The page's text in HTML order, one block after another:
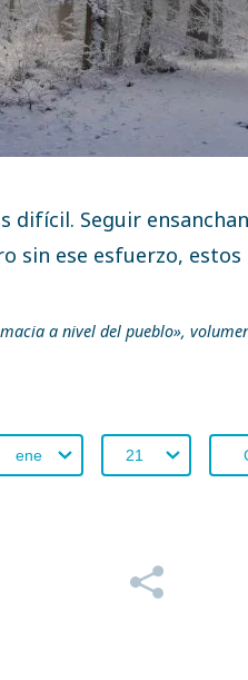
difícil. Seguir
sin ese esfuerzo,
a nivel del pueblo»,